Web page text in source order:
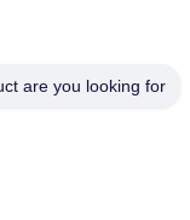
are you looking for?